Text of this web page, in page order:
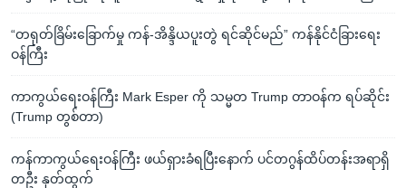
“တရုတ်ခြိမ်းခြောက်မှု ကန်-အိန္ဒိယပူးတွဲ ရင်ဆိုင်မည်” ကန်နိုင်ငံခြားရေး
ဝန်ကြီး
ကာကွယ်ရေးဝန်ကြီး Mark Esper ကို သမ္မတ Trump တာဝန်က ရပ်ဆိုင်း
(Trump တွစ်တာ)
ကန်ကာကွယ်ရေးဝန်ကြီး ဖယ်ရှားခံရပြီးနောက် ပင်တဂွန်ထိပ်တန်းအရာရှိ
တဦး နုတ်ထွက်